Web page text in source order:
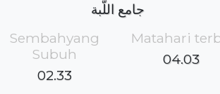
جامع اللّبة
Sembahyang
Subuh
02.33
Matahari
04.03